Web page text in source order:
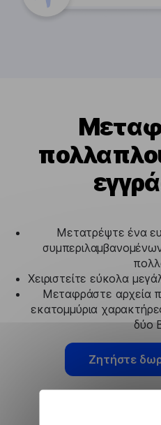
Μετατρέψτε ένα
Χειριστείτε εύκολα
Μεταφράστε αρχεία
εκατομμύρια
δύο
Ζητήστε